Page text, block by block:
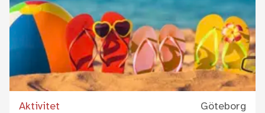
Aktivitet Göteborg